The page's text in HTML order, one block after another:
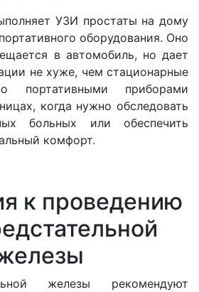
УЗИ простаты на дому
оборудования. Оно
в автомобиль, но дает
не хуже, чем стационарные
портативными приборами
когда нужно обследовать
больных или обеспечить
комфорт.
к проведению
железы рекомендуют